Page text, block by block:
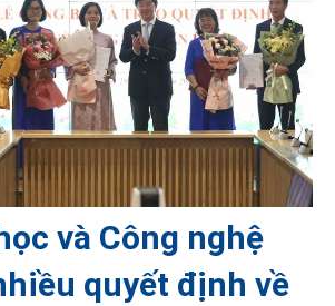
và Công nghệ
quyết định về